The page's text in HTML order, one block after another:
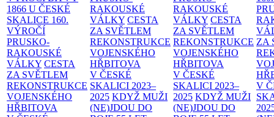
1866 U ČESKÉ
SKALICE 160.
VÝROČÍ
PRUSKO-
RAKOUSKÉ
VÁLKY CESTA
ZA SVĚTLEM
REKONSTRUKCE
VOJENSKÉHO
HŘBITOVA
RAKOUSKÉ
VÁLKY CESTA
ZA SVĚTLEM
REKONSTRUKCE
VOJENSKÉHO
HŘBITOVA
V ČESKÉ
SKALICI 2023–
2025 KDYŽ MUŽI
(NE)JDOU DO
RAKOUSKÉ
VÁLKY CESTA
ZA SVĚTLEM
REKONSTRUKCE
VOJENSKÉHO
HŘBITOVA
V ČESKÉ
SKALICI 2023–
2025 KDYŽ MUŽI
(NE)JDOU DO
ZA
V